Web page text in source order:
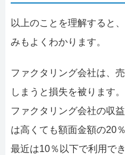
以上のことを理解すると
みもよくわかります。
ファクタリング会社は、
しまうと損失を被ります。
ファクタリング会社の収
は高くても額面金額の20％
最近は10％以下で利用で